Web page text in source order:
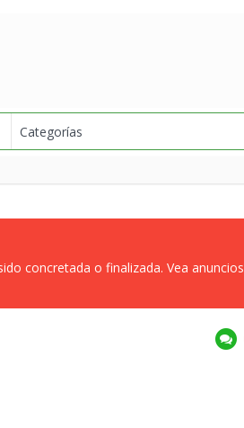
concretada o finalizada. Vea anuncios